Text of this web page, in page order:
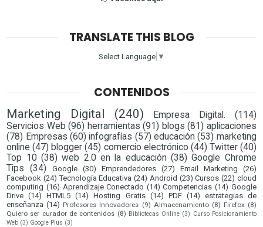
TRANSLATE THIS BLOG
Select Language ▼
CONTENIDOS
Marketing Digital (240) Empresa Digital.
(114)
Servicios Web (96) herramientas (91) blogs (81) aplicaciones
(78) Empresas (60) infografías (57) educación (53) marketing
online (47) blogger (45) comercio electrónico (44) Twitter (40)
Top 10 (38) web 2.0 en la educación (38) Google Chrome
Tips
(34) Google (30) Emprendedores (27) Email Marketing
(26)
Facebook (24) Tecnología Educativa (24) Android (23) Cursos (22) cloud
computing (16) Aprendizaje Conectado (14) Competencias (14) Google
Drive (14) HTML5 (14) Hosting Gratis (14) PDF (14) estrategias de
enseñanza (14) Profesores Innovadores (9) Almacenamiento (8) Firefox (8)
Quiero ser curador de contenidos (8) Bibliotecas Online (3) Curso Posicionamiento
Web (3) Google Plus (3)